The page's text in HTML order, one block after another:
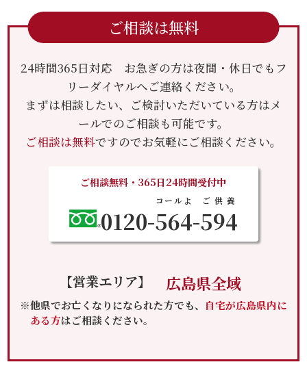
ご相談は無料
24時間365日対応 お急ぎの方は夜間・休日でもフ
リーダイヤルへご連絡ください。
まずは相談したい、ご検討いただいている方はメ
ールでのご相談も可能です。
ご相談は無料ですのでお気軽にご相談ください。
ご相談無料・365日24時間受付中
0120-564
コールよ
-594
ご供養
【営業エリア】 広島県全域
※他県でお亡くなりになられた方でも、 自宅が広島県内に
ある方はご相談ください。